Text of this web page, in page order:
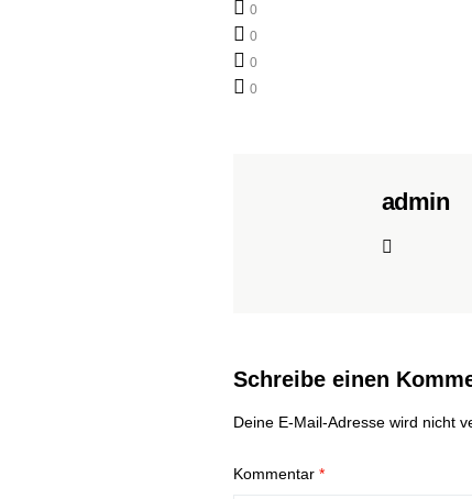
0
0
0
0
admin
Schreibe einen
Deine E-Mail-Adresse wird nicht
Kommentar *